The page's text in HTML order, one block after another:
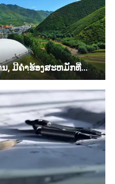
ນ, ມີຄໍາຮ້ອງສະຫມັກທີ່
ະສົມກັບຄວາມຕ້ອງການ
ງໃນແລະຕ່າງປະເທດ.